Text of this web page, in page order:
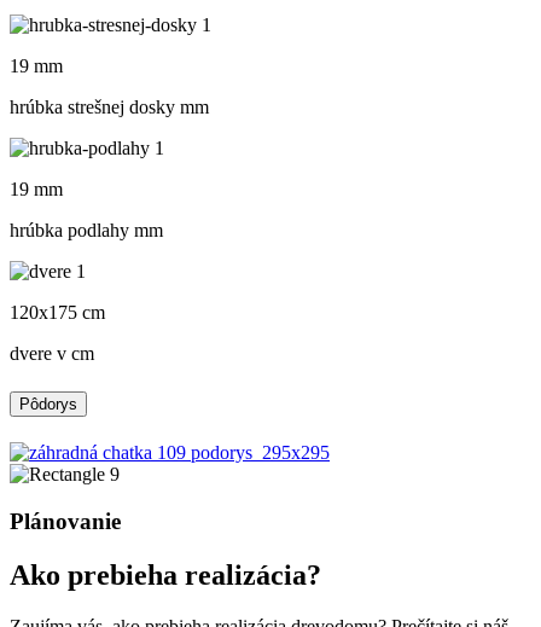
19 mm
hrúbka strešnej dosky mm
19 mm
hrúbka podlahy mm
120x175 cm
dvere v cm
Pôdorys
Plánovanie
Ako prebieha realizácia?